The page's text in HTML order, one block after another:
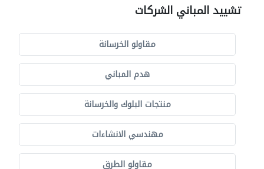
تشييد المباني الشركات
مقاولو الخرسانة
هدم المباني
منتجات البلوك والخرسانة
مهندسي الانشاءات
مقاولو الطرق